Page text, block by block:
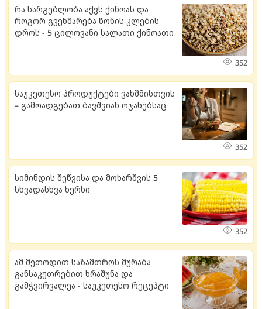
რა სარგებლობა აქვს ქინოას და
როგორ გვეხმარება წონის კლების
დროს - 5 ცილოვანი სალათი ქინოათი
352
საუკეთესო პროდუქტები ვახშმისთვის
– გამოადგებათ ბავშვიან ოჯახებსაც
352
სიმინდის შეწვისა და მოხარშვის 5
სხვადასხვა ხერხი
352
ამ მეთოდით საზამთროს მურაბა
განსაკუთრებით ხრაშუნა და
გამჭვირვალეა - საუკეთესო რეცეპტი